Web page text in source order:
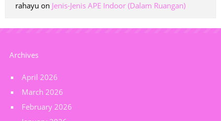
rahayu on Jenis-Jenis APE Indoor (Dalam Ruangan)
Archives
April 2026
March 2026
February 2026